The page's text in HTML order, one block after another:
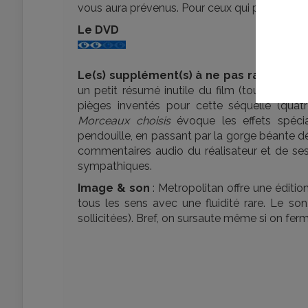
vous aura prévenus. Pour ceux qui parlent
Le DVD
Le(s) supplément(s) à ne pas rater : De
un petit résumé inutile du film (tout le
pièges inventés pour cette séquelle
Morceaux choisisévoque les effets
pendouille, en passant par la gorge béante
commentaires audio du réalisateur et de
sympathiques.
Image & son : Metropolitan offre une
tous les sens avec une fluidité rare. Le
sollicitées). Bref, on sursaute même si on